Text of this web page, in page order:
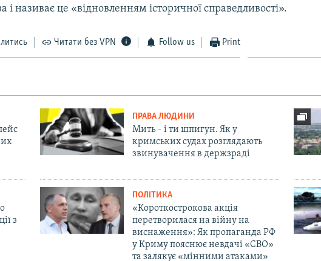
і називає це «відновленням історичної справедливості».
Читати без VPN Follow us Print
ПРАВА ЛЮДИНИ
Мить – і ти шпигун. Як у
кримських судах розглядають
звинувачення в держзраді
з
ПОЛІТИКА
«Короткострокова акція
перетворилася на війну на
виснаження»: Як пропаганда РФ
у Криму пояснює невдачі «СВО»
та залякує «мінними атаками»